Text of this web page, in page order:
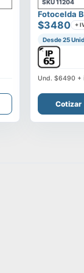
SKU11204
Fotocelda
$3480 +
Desde 25
Und. $6490 +
Cotizar